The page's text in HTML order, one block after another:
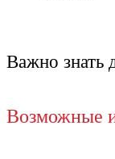
Важно знать
Возможные